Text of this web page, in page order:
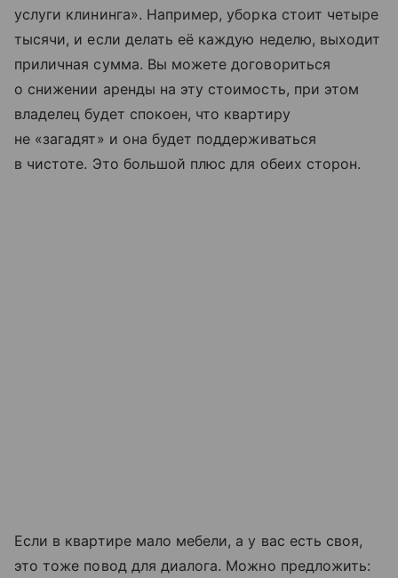
услуги клининга». Например, уборка стоит четыре
тысячи, и если делать её каждую неделю, выходит
приличная сумма. Вы можете договориться
о снижении аренды на эту стоимость, при этом
владелец будет спокоен, что квартиру
не «загадят» и она будет поддерживаться
в чистоте. Это большой плюс для обеих сторон.
Если в квартире мало мебели, а у вас есть своя,
это тоже повод для диалога. Можно предложить: